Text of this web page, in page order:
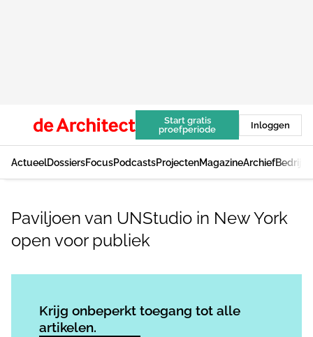
Start gratis
proefperiode
Inloggen
ActueelDossiersFocusPodcastsProjectenMagazineArchief
Paviljoen van UNStudio in New York
open voor publiek
Krijg onbeperkt toegang tot alle
artikelen.